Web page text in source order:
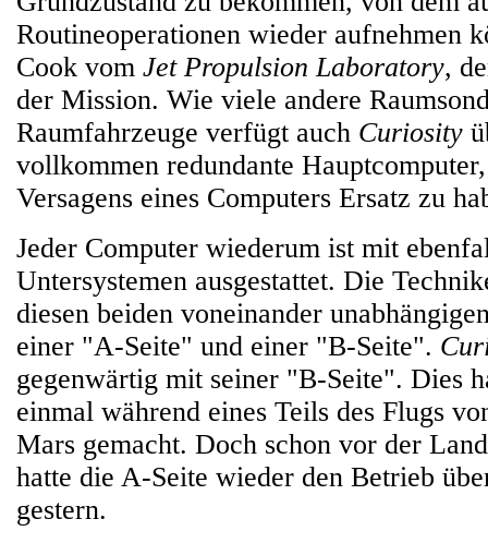
Routineoperationen wieder aufnehmen
Cook vom Jet Propulsion Laboratory,
der Mission. Wie viele andere
Raumfahrzeuge verfügt auch Curiosity
vollkommen redundante
Versagens eines Computers Ersatz zu
Jeder Computer wiederum ist mit
Untersystemen ausgestattet. Die
diesen beiden voneinander
einer "A-Seite" und einer "B-Seite".
gegenwärtig mit seiner "B-Seite". Dies
einmal während eines Teils des Flugs
Mars gemacht. Doch schon vor der
hatte die A-Seite wieder den Betrieb
gestern.